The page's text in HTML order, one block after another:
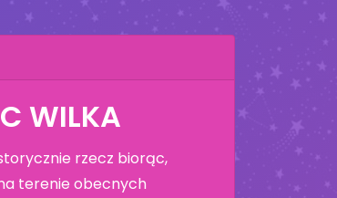
WILKA
rzecz biorąc,
terenie obecnych